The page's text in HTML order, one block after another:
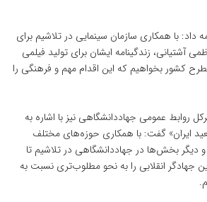
داد: با همکاری سازمان سینمایی در تلاشیم برای
آشتیانی، زندگینامه ایشان برای تولید فیلمی
کشور بخواهیم که این اقدام مهم و فرهنگی را
روابط عمومی جهاددانشگاهی نیز با اشاره به
ایران» گفت: با همکاری حوزه‌های مختلف
دیگر بخش‌ها در جهاددانشگاهی در تلاشیم تا
جهادگر انقلابی را به نحو مطلوب‌تری نسبت به